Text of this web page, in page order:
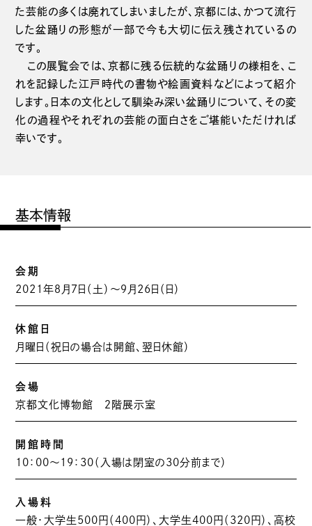
た芸能の多くは廃れてしまいましたが、京都には、かつて流行
した盆踊りの形態が一部で今も大切に伝え残されているの
です。
この展覧会では、京都に残る伝統的な盆踊りの様相を、こ
れを記録した江戸時代の書物や絵画資料などによって紹介
します。日本の文化として馴染み深い盆踊りについて、その変
化の過程やそれぞれの芸能の面白さをご堪能いただければ
幸いです。
基本情報
会期
2021年８月７日（土）～９月26日（日）
休館日
月曜日（祝日の場合は開館、翌日休館）
会場
京都文化博物館 ２階展示室
開館時間
10：00～19：30（入場は閉室の30分前まで）
入場料
一般・大学生500円（400円）、大学生400円（320円）、高校